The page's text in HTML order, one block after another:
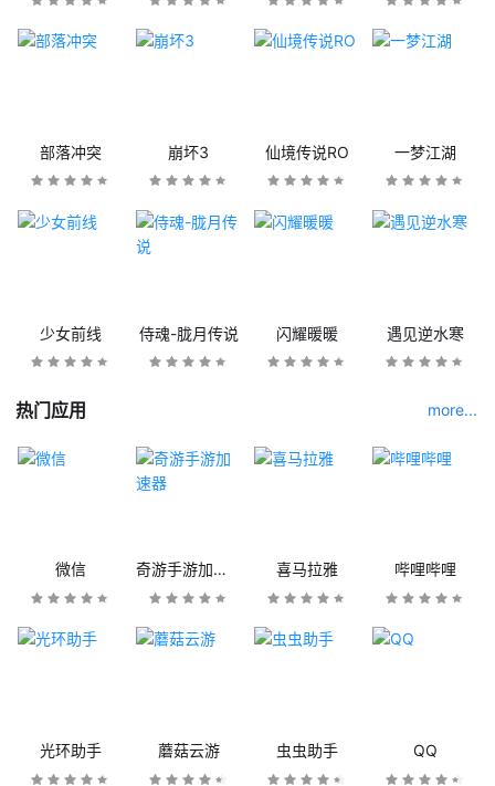
部落冲突 崩坏3 仙境传说RO 一梦江湖
少女前线 侍魂-胧月传说 闪耀暖暖 遇见逆水寒
热门应用 more...
微信 奇游手游加速器 喜马拉雅 哔哩哔哩
光环助手 蘑菇云游 虫虫助手 QQ